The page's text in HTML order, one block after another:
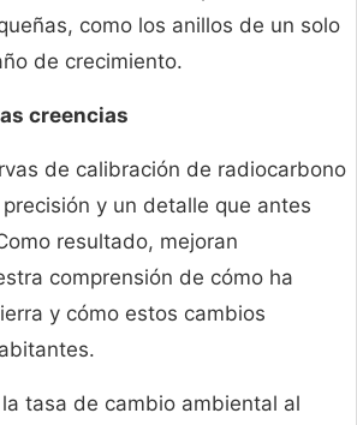
como los anillos de un solo
de crecimiento.
creencias
de calibración de radiocarbono
y un detalle que antes
resultado, mejoran
comprensión de cómo ha
y cómo estos cambios
tasa de cambio ambiental al